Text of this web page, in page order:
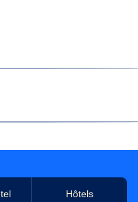
(consommation
de passagers
Hôtels